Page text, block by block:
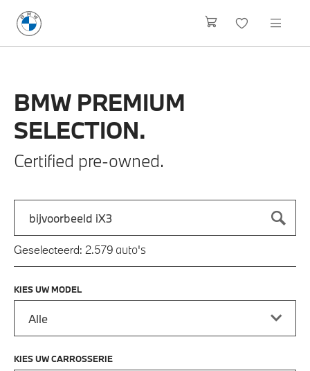
BMW PREMIUM
SELECTION.
Certified pre-owned.
Zoek naar een automodel, bijvoorbeeld 3 Serie M-Sport
Typ een automodel in en druk op enter om te zoeken
Geselecteerd: 2.579 auto's
KIES UW MODEL
KIES UW CARROSSERIE